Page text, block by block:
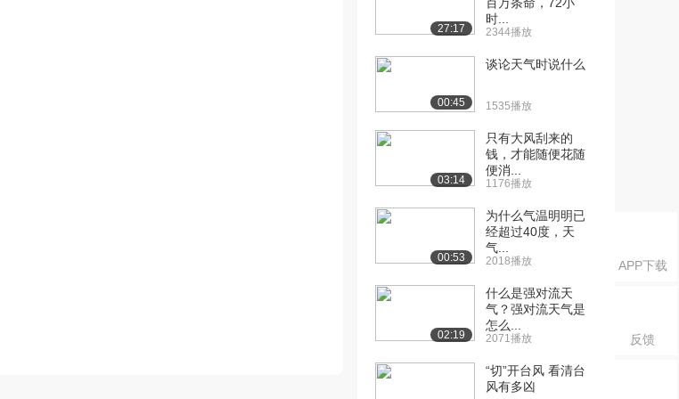
APP下载
反馈
27:17
时...
2344播放
00:45
谈论天气时说什么
1535播放
03:14
只有大风刮来的
钱，才能随便花随
便消...
1176播放
00:53
为什么气温明明已
经超过40度，天
气...
2018播放
02:19
什么是强对流天
气？强对流天气是
怎么...
2071播放
“切”开台风 看清台
风有多凶